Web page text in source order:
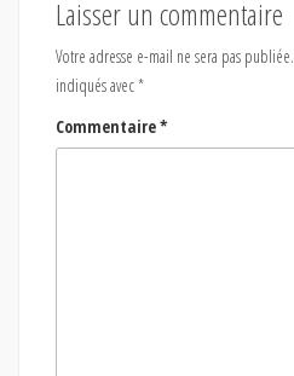
Laisser un commentaire
Votre adresse e-mail ne sera pas publiée.
indiqués avec*
Commentaire*